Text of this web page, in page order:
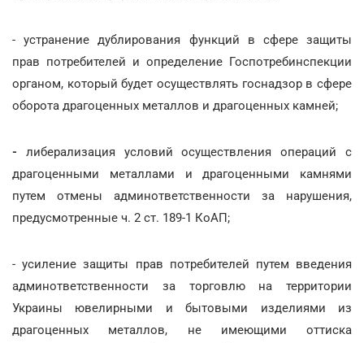
- устранение дублирования функций в сфере защиты
прав потребителей и определение Госпотребинспекции
органом, который будет осуществлять госнадзор в сфере
оборота драгоценных металлов и драгоценных камней;
- либерализация условий осуществления операций с
драгоценными металлами и драгоценными камнями
путем отмены админответственности за нарушения,
предусмотренные ч. 2 ст. 189-1 КоАП;
- усиление защиты прав потребителей путем введения
админответственности за торговлю на территории
Украины ювелирными и бытовыми изделиями из
драгоценных металлов, не имеющими оттиска